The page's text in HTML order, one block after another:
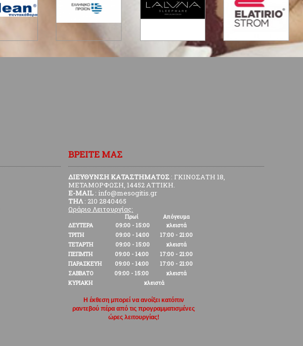
ΒΡΕΙΤΕ ΜΑΣ
ΔΙΕΥΘΥΝΣΗ ΚΑΤΑΣΤΗΜΑΤΟΣ : ΓΚΙΝΟΣΑΤΗ 18,
ΜΕΤΑΜΟΡΦΩΣΗ, 14452 ΑΤΤΙΚΗ.
E-MAIL : info@mesogitis.gr
ΤΗΛ : 210 2840465
Ωράριο Λειτουργίας:
Πρωί
Απόγευμα
ΔΕΥΤΕΡΑ
09:00 - 15:00
κλειστά
ΤΡΙΤΗ
09:00 - 14:00
17:00 - 21:00
ΤΕΤΑΡΤΗ
09:00 - 15:00
κλειστά
ΠΕΠΜΤΗ
09:00 - 14:00
17:00 - 21:00
ΠΑΡΑΣΚΕΥΗ
09:00 - 14:00
17:00 - 21:00
ΣΑΒΒΑΤΟ
09:00 - 15:00
κλειστά
ΚΥΡΙΑΚΗ
κλειστά
Η έκθεση μπορεί να ανοίξει κατόπιν
ραντεβού πέρα από τις προγραμματισμένες
ώρες λειτουργίας!